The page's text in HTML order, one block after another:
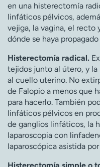
en una histerectomía
linfáticos pélvicos,
vejiga, la vagina, el recto
dónde se haya
Histerectomía radical.
tejidos junto al útero, y
al cuello uterino. No
de Falopio a menos que
para hacerlo. También
linfáticos pélvicos en
de ganglios linfáticos, la
laparoscopia con
laparoscópica asistida
Histerectomía simple o